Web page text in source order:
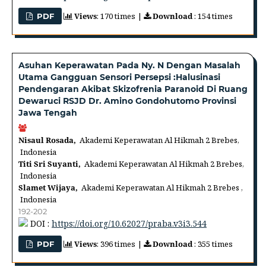
PDF Views: 170 times | Download: 154 times
Asuhan Keperawatan Pada Ny. N Dengan Masalah
Utama Gangguan Sensori Persepsi :Halusinasi
Pendengaran Akibat Skizofrenia Paranoid Di Ruang
Dewaruci RSJD Dr. Amino Gondohutomo Provinsi
Jawa Tengah
Nisaul Rosada, Akademi Keperawatan Al Hikmah 2 Brebes,
Indonesia
Titi Sri Suyanti, Akademi Keperawatan Al Hikmah 2 Brebes,
Indonesia
Slamet Wijaya, Akademi Keperawatan Al Hikmah 2 Brebes ,
Indonesia
192-202
DOI : https://doi.org/10.62027/praba.v3i3.544
PDF Views: 396 times | Download: 355 times